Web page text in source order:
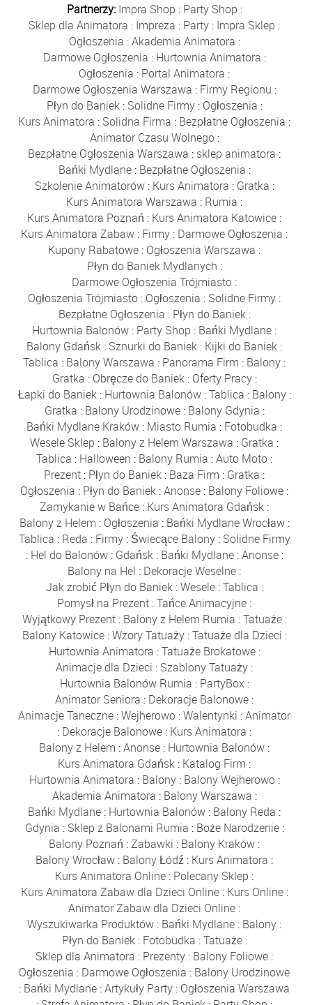
Partnerzy: Impra Shop : Party Shop :
Sklep dla Animatora : Impreza : Party : Impra Sklep :
Ogłoszenia :Akademia Animatora :
Darmowe Ogłoszenia : Hurtownia Animatora :
Ogłoszenia : Portal Animatora :
Darmowe Ogłoszenia Warszawa : Firmy Regionu :
Płyn do Baniek: Solidne Firmy: Ogłoszenia :
Kurs Animatora : Solidna Firma : Bezpłatne Ogłoszenia :
Animator Czasu Wolnego:
Bezpłatne Ogłoszenia Warszawa : sklep animatora :
Bańki Mydlane: Bezpłatne Ogłoszenia :
Szkolenie Animatorów: Kurs Animatora : Gratka :
Kurs Animatora Warszawa : Rumia :
Kurs Animatora Poznań : Kurs Animatora Katowice :
Kurs Animatora Zabaw : Firmy : Darmowe Ogłoszenia :
Kupony Rabatowe : Ogłoszenia Warszawa :
Płyn do Baniek Mydlanych :
Darmowe Ogłoszenia Trójmiasto :
Ogłoszenia Trójmiasto : Ogłoszenia : Solidne Firmy :
Bezpłatne Ogłoszenia : Płyn do Baniek:
Hurtownia Balonów : Party Shop : Bańki Mydlane :
Balony Gdańsk : Sznurki do Baniek : Kijki do Baniek :
Tablica : Balony Warszawa : Panorama Firm : Balony :
Gratka : Obręcze do Baniek: Oferty Pracy:
Łapki do Baniek: Hurtownia Balonów:Tablica : Balony:
Gratka : Balony Urodzinowe: Balony Gdynia :
Bańki Mydlane Kraków : Miasto Rumia : Fotobudka :
Wesele Sklep : Balony z Helem Warszawa : Gratka :
Tablica : Halloween : Balony Rumia :Auto Moto :
Prezent : Płyn do Baniek : Baza Firm : Gratka :
Ogłoszenia : Płyn do Baniek :Anonse : Balony Foliowe :
Zamykanie w Bańce : Kurs Animatora Gdańsk :
Balony z Helem : Ogłoszenia : Bańki Mydlane Wrocław:
Tablica : Reda : Firmy: Świecące Balony: Solidne Firmy
: Hel do Balonów: Gdańsk: Bańki Mydlane:Anonse:
Balony na Hel : Dekoracje Weselne :
Jak zrobić Płyn do Baniek:Wesele:Tablica :
Pomysł na Prezent :Tańce Animacyjne :
Wyjątkowy Prezent: Balony z Helem Rumia :Tatuaże:
Balony Katowice:Wzory Tatuaży:Tatuaże dla Dzieci :
Hurtownia Animatora :Tatuaże Brokatowe:
Animacje dla Dzieci : Szablony Tatuaży :
Hurtownia Balonów Rumia : PartyBox:
Animator Seniora : Dekoracje Balonowe :
Animacje Taneczne :Wejherowo :Walentynki :Animator
: Dekoracje Balonowe : Kurs Animatora :
Balony z Helem :Anonse : Hurtownia Balonów :
Kurs Animatora Gdańsk : Katalog Firm :
Hurtownia Animatora : Balony: Balony Wejherowo:
Akademia Animatora : Balony Warszawa :
Bańki Mydlane : Hurtownia Balonów : Balony Reda :
Gdynia : Sklep z Balonami Rumia : Boże Narodzenie:
Balony Poznań :Zabawki : Balony Kraków :
Balony Wrocław : Balony Łódź : Kurs Animatora :
Kurs Animatora Online : Polecany Sklep :
Kurs Animatora Zabaw dla Dzieci Online: Kurs Online:
Animator Zabaw dla Dzieci Online :
Wyszukiwarka Produktów : Bańki Mydlane : Balony :
Płyn do Baniek: Fotobudka :Tatuaże:
Sklep dla Animatora : Prezenty : Balony Foliowe :
Ogłoszenia : Darmowe Ogłoszenia : Balony Urodzinowe
: Bańki Mydlane :Artykuły Party : Ogłoszenia Warszawa